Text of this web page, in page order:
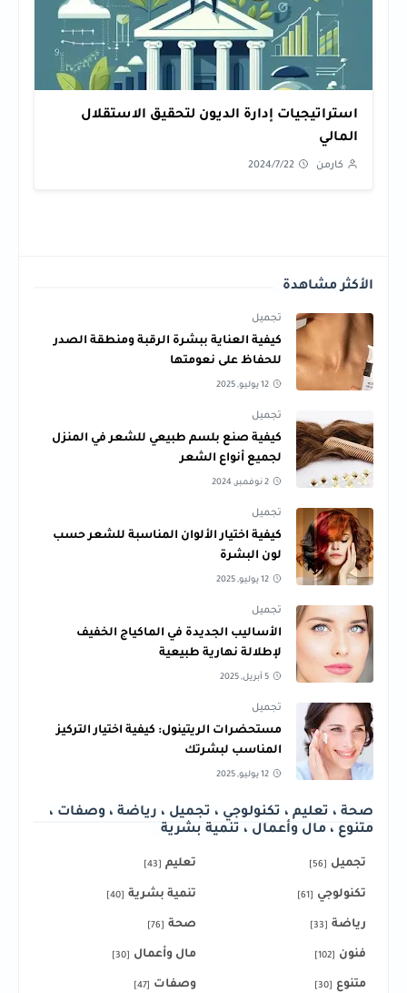
استراتيجيات إدارة الديون لتحقيق الاستقلال
المالي
كارمن 2024/7/22
الأكثر مشاهدة
تجميل
كيفية العناية ببشرة الرقبة ومنطقة الصدر
للحفاظ على نعومتها
12 يوليو, 2025
تجميل
كيفية صنع بلسم طبيعي للشعر في المنزل
لجميع أنواع الشعر
2 نوفمبر, 2024
تجميل
كيفية اختيار الألوان المناسبة للشعر حسب
لون البشرة
12 يوليو, 2025
تجميل
الأساليب الجديدة في الماكياج الخفيف
لإطلالة نهارية طبيعية
5 أبريل, 2025
تجميل
مستحضرات الريتينول: كيفية اختيار التركيز
المناسب لبشرتك
12 يوليو, 2025
صحة ، تعليم ، تكنولوجي ، تجميل ، رياضة ، وصفات ،
متنوع ، مال وأعمال ، تنمية بشرية
تجميل [56] تعليم [43]
تكنولوجي [61] تنمية بشرية [40]
رياضة [33] صحة [76]
فنون [102] مال وأعمال [30]
متنوع [30] وصفات [47]